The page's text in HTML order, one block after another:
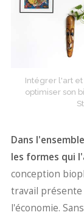
Intégrer l'art
optimiser son
Dans
les formes qui
conception
travail
l'économie.